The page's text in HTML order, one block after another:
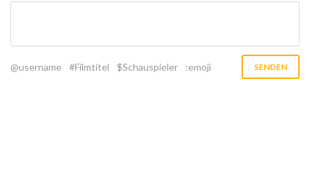
@username #Filmtitel $Schauspieler :emoji